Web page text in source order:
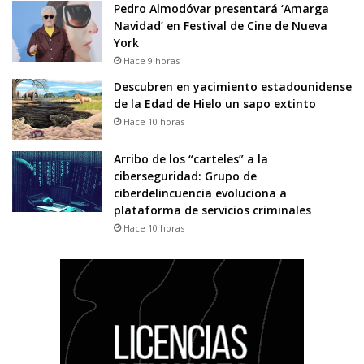
Pedro Almodóvar presentará ‘Amarga
Navidad’ en Festival de Cine de Nueva
York
Hace 9 horas
Descubren en yacimiento estadounidense
de la Edad de Hielo un sapo extinto
Hace 10 horas
Arribo de los “carteles” a la
ciberseguridad: Grupo de
ciberdelincuencia evoluciona a
plataforma de servicios criminales
Hace 10 horas